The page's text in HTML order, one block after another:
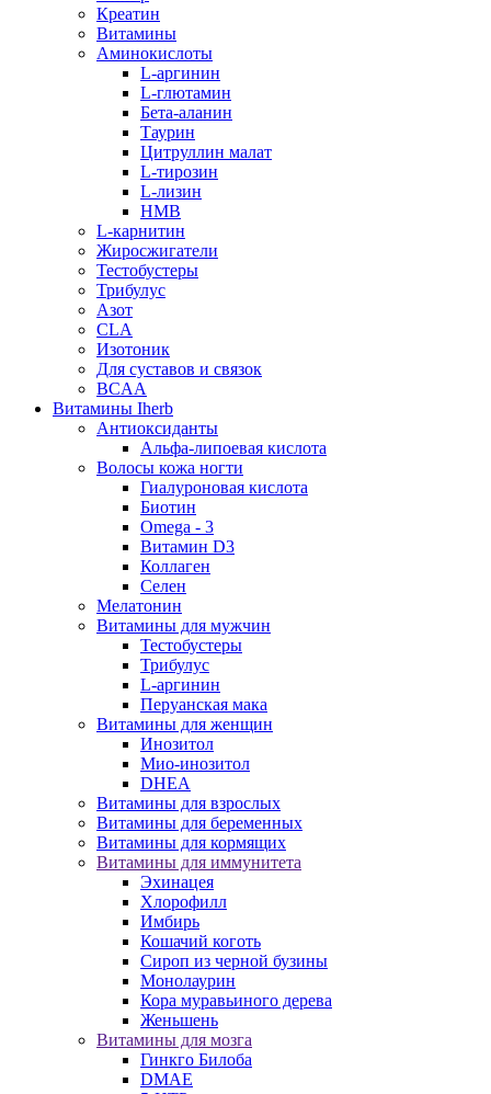
Креатин
Витамины
Аминокислоты
L-аргинин
L-глютамин
Бета-аланин
Таурин
Цитруллин малат
L-тирозин
L-лизин
HMB
L-карнитин
Жиросжигатели
Тестобустеры
Трибулус
Азот
CLA
Изотоник
Для суставов и связок
BCAA
Витамины Iherb
Антиоксиданты
Альфа-липоевая кислота
Волосы кожа ногти
Гиалуроновая кислота
Биотин
Omega - 3
Витамин D3
Коллаген
Селен
Мелатонин
Витамины для мужчин
Тестобустеры
Трибулус
L-аргинин
Перуанская мака
Витамины для женщин
Инозитол
Мио-инозитол
DHEA
Витамины для взрослых
Витамины для беременных
Витамины для кормящих
Витамины для иммунитета
Эхинацея
Хлорофилл
Имбирь
Кошачий коготь
Сироп из черной бузины
Монолаурин
Кора муравьиного дерева
Женьшень
Витамины для мозга
Гинкго Билоба
DMAE